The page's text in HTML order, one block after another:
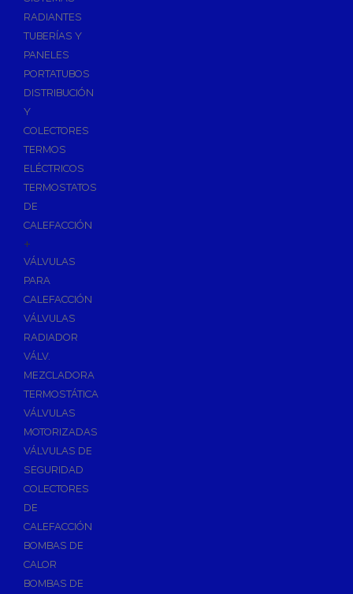
Ósmosis con Depósito
Recambios de Ósmosis
Grifería de Ósmosis
Regulación y Dosificación de Agua
RADIANTES
TUBERÍAS Y
PANELES
PORTATUBOS
DISTRIBUCIÓN
Y
COLECTORES
TERMOS
ELÉCTRICOS
TERMOSTATOS
DE
CALEFACCIÓN
+
VÁLVULAS
PARA
CALEFACCIÓN
VÁLVULAS
RADIADOR
VÁLV.
MEZCLADORA
TERMOSTÁTICA
VÁLVULAS
MOTORIZADAS
VÁLVULAS DE
SEGURIDAD
COLECTORES
DE
CALEFACCIÓN
BOMBAS DE
CALOR
BOMBAS DE